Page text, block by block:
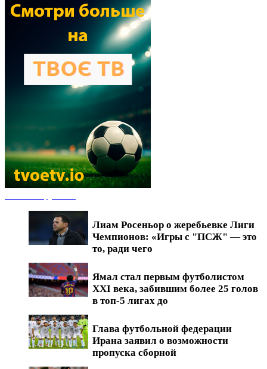
Лиам Росеньор о жеребьевке Лиги
Чемпионов: «Игры с "ПСЖ" — это
то, ради чего
Ямал стал первым футболистом
XXI века, забившим более 25 голов
в топ-5 лигах до
Глава футбольной федерации
Ирана заявил о возможности
пропуска сборной